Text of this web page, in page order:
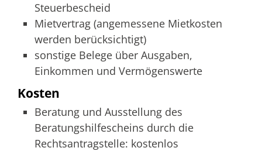
Steuerbescheid
Mietvertrag (angemessene Mietkosten
werden berücksichtigt)
sonstige Belege über Ausgaben,
Einkommen und Vermögenswerte
Kosten
Beratung und Ausstellung des
Beratungshilfescheins durch die
Rechtsantragstelle: kostenlos